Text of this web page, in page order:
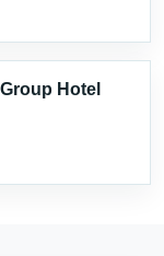
Hotel